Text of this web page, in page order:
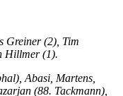
Greiner (2), Tim
Hillmer (1).
Abasi, Martens,
(88. Tackmann),